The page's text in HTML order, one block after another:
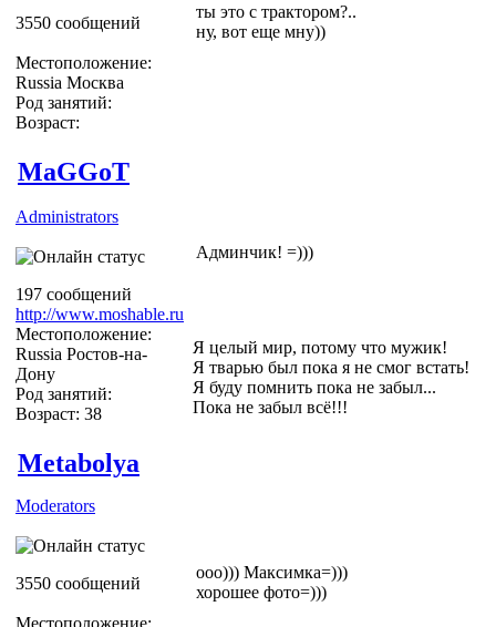
3550 сообщений
Местоположение:
Russia Москва
Род занятий:
Возраст:
ты это с трактором?..
ну, вот еще мну))
MaGGoT
Administrators
197 сообщений
http://www.moshable.ru
Местоположение:
Russia Ростов-на-
Дону
Род занятий:
Возраст: 38
Админчик! =)))
Я целый мир, потому что мужик!
Я тварью был пока я не смог встать!
Я буду помнить пока не забыл...
Пока не забыл всё!!!
Metabolya
Moderators
3550 сообщений
Местоположение:
ооо))) Максимка=)))
хорошее фото=)))